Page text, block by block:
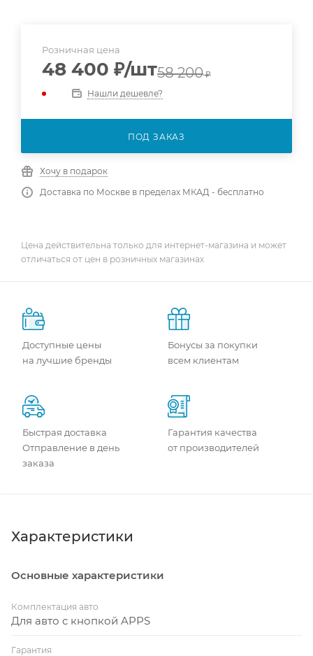
Розничная цена
48 400 ₽/шт58 200₽
Нашли дешевле?
ПОД ЗАКАЗ
Хочу в подарок
Доставка по Москве в пределах МКАД - бесплатно
Цена действительна только для интернет-магазина и может
отличаться от цен в розничных магазинах
Доступные цены
на лучшие бренды
Бонусы за покупки
всем клиентам
Быстрая доставка
Отправление в день
заказа
Гарантия качества
от производителей
Характеристики
Основные характеристики
Комплектация авто
Для авто с кнопкой APPS
Гарантия